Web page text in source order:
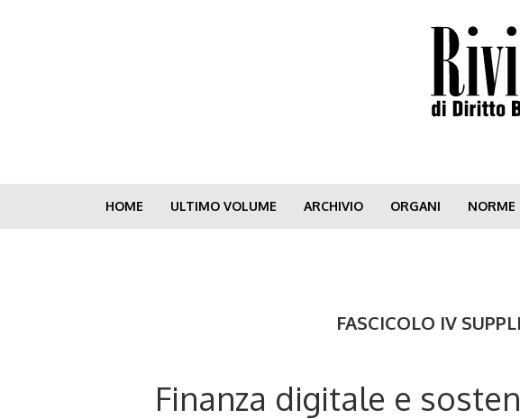
HOME ULTIMO VOLUME ARCHIVIO ORGANI NORME
FASCICOLO IV
Finanza digitale e